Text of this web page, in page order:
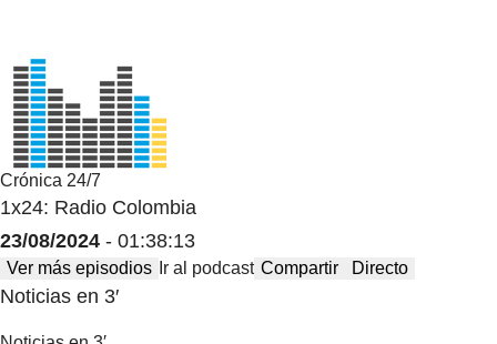
Crónica 24/7
1x24: Radio Colombia
23/08/2024 - 01:38:13
Ver más episodios Ir al podcast Compartir Directo
Noticias en 3′